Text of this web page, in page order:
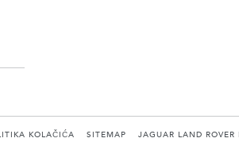
KOLAČIĆA SITEMAP JAGUAR LAND ROVER